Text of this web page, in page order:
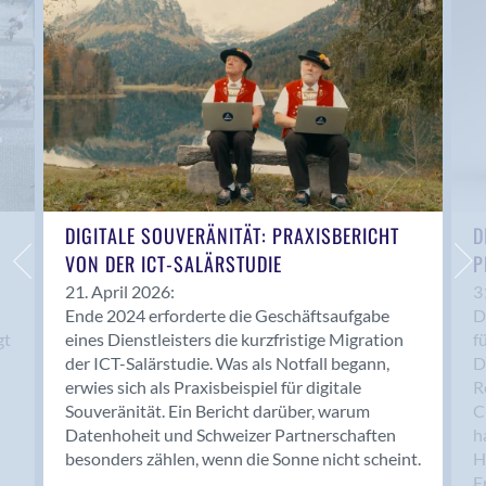
Anwil
Appenzell
Au SG
Baar
Baden
Balsthal
Balzers
Basel
Bassersdorf
Belp
Bendern
Benken (SG)
Bergdietikon
Berlin
Bern
Bern - Liebefeld
DIGITALE SOUVERÄNITÄT: PRAXISBERICHT
VON DER ICT-SALÄRSTUDIE
21. April 2026:
Ende 2024 erforderte die Geschäftsaufgabe
eines Dienstleisters die kurzfristige Migration
der ICT-Salärstudie. Was als Notfall begann,
erwies sich als Praxisbeispiel für digitale
Souveränität. Ein Bericht darüber, warum
Datenhoheit und Schweizer Partnerschaften
besonders zählen, wenn die Sonne nicht scheint.